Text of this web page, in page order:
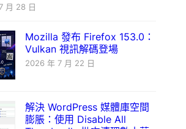
月 28 日
Mozilla 發布 Firefox 153.0：
Vulkan 視訊解碼登場
2026 年 7 月 22 日
解決 WordPress 媒體庫空間
膨脹：使用 Disable All